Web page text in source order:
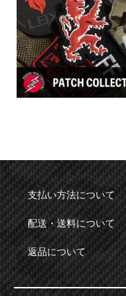
支払い方法について
配送・送料について
返品について